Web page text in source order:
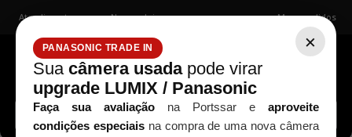
×
PANASONIC TRADE IN
Sua câmera usadapode virar
upgrade LUMIX / Panasonic
Faça sua avaliação na Portssar e aproveite
condições especiaisna compra de uma nova câmera
Atendimento Nossas lojas Meus pedidos
Buscar câmeras, lentes, acessórios...